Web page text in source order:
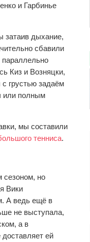
и Гарбинье
затаив дыхание,
сбавили
Киз и Возняцки,
грустью задаём
или полным
мы составили
тенниса.
сезоном, но
Вики
А ведь ещё в
не выступала,
а в
ей